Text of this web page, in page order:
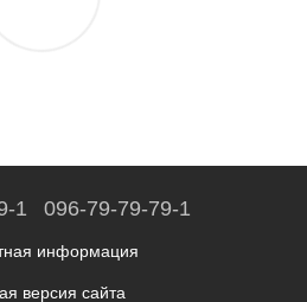
1 096-79-79-79-1
информация
версия сайта